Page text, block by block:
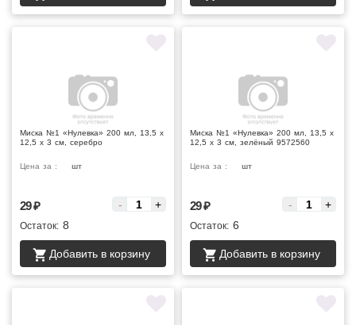
Миска №1 «Нулевка» 200 мл, 13,5 х
12,5 х 3 см, серебро
Цена за : шт
29₽ - +
Остаток: 8
Добавить в корзину
Миска №1 «Нулевка» 200 мл, 13,5 х
12,5 х 3 см, зелёный 9572560
Цена за : шт
29₽ - +
Остаток: 6
Добавить в корзину